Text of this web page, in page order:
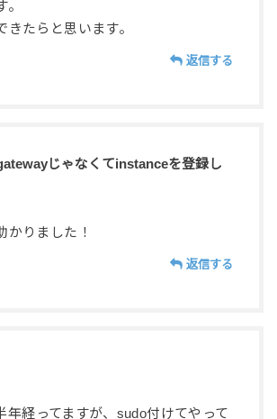
きたらと思います。
返信する
じゃなくてinstanceを登録し
かりました！
返信する
年経ってますが、sudo付けてやって